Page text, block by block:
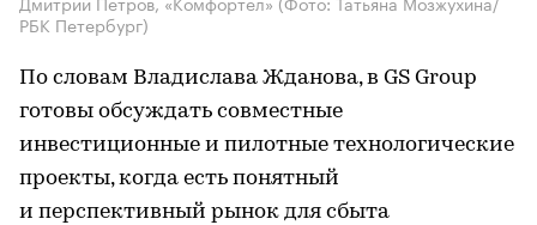
РБК Петербург)
По словам Владислава Жданова, в GS Group
готовы обсуждать совместные
инвестиционные и пилотные технологические
проекты, когда есть понятный
и перспективный рынок для сбыта